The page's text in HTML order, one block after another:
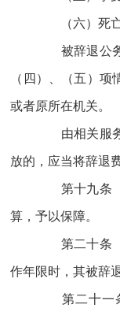
（六）死亡
被辞退公务
（四）、（五）
或者原所在机关。
由相关服务
放的，应当将辞退
第十九条 辞
算，予以保障。
第二十条 公
作年限时，其被辞
第二十一条